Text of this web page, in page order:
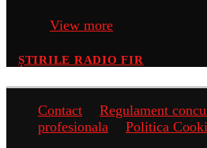
View more
ȘTIRILE RADIO FIR
Contact Regulament
profesionala
Politica